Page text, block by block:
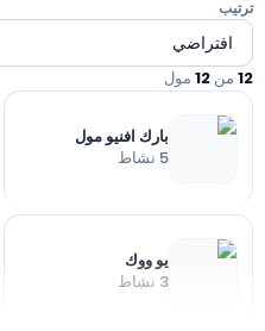
12مول
بارك افنيو مول
نشاط
يو ووك
نشاط